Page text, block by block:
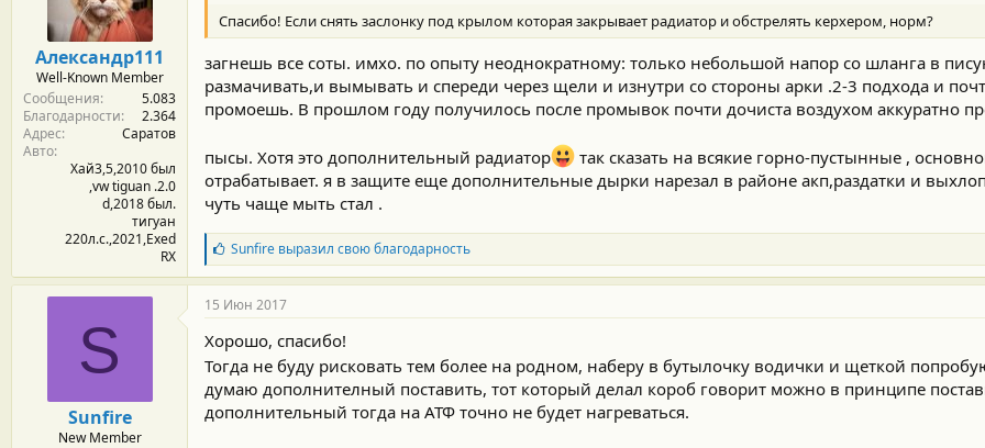
Александр111
Well-Known Member
Сообщения
5.083
Благодарности
2.364
Адрес
Саратов
Авто
Хай3,5,2010 был
,vw tiguan .2.0
d,2018 был.
тигуан
220л.с.,2021,Exed
RX
Спасибо! Если снять заслонку под крылом которая закрывает радиатор и обстрелять керхером, норм?
загнешь все соты. имхо. по опыту неоднократному: только небольшой напор со шланга в
размачивать,и вымывать и спереди через щели и изнутри со стороны арки .2-3 подхода и
промоешь. В прошлом году получилось после промывок почти дочиста воздухом аккуратно
пысы. Хотя это дополнительный радиатор
так сказать на всякие горно-пустынные ,
отрабатывает. я в защите еще дополнительные дырки нарезал в районе акп,раздатки и
чуть чаще мыть стал .
Б
л
а
г
о
д
а
р
н
о
с
Sunfireвыразил свою благодарность
S
Sunfire
New Member
15 Июн 2017
Хорошо, спасибо!
Тогда не буду рисковать тем более на родном, наберу в бутылочку водички и щеткой
думаю дополнителный поставить, тот который делал короб говорит можно в принципе
дополнительный тогда на АТФ точно не будет нагреваться.